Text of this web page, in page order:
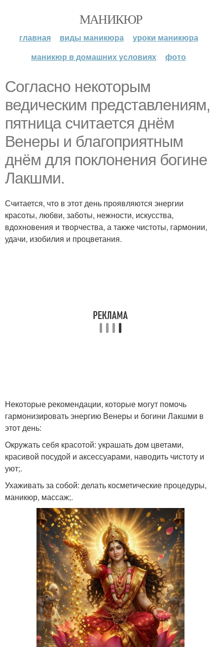
МАНИКЮР
главная виды маникюра
уроки маникюра
маникюр в домашних условиях
фото
Согласно некоторым
ведическим представлениям,
пятница считается днём
Венеры и благоприятным
днём для поклонения богине
Лакшми.
Считается, что в этот день проявляются энергии
красоты, любви, заботы, нежности, искусства,
вдохновения и творчества, а также чистоты, гармонии,
удачи, изобилия и процветания.
Некоторые рекомендации, которые могут помочь
гармонизировать энергию Венеры и богини Лакшми в
этот день:
Окружать себя красотой: украшать дом цветами,
красивой посудой и аксессуарами, наводить чистоту и
уют;.
Ухаживать за собой: делать косметические процедуры,
маникюр, массаж;.